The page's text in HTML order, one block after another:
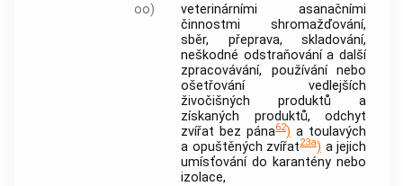
oo)
veterinárními asanačními
činnostmi shromažďování,
sběr, přeprava, skladování,
neškodné odstraňování a další
zpracovávání, používání nebo
ošetřování vedlejších
živočišných produktů a
získaných produktů, odchyt
zvířat bez pána62) a toulavých
a opuštěných zvířat23a) a jejich
umísťování do karantény nebo
izolace,